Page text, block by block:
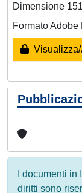
Dimensione
Formato Adobe
I documenti
diritti sono